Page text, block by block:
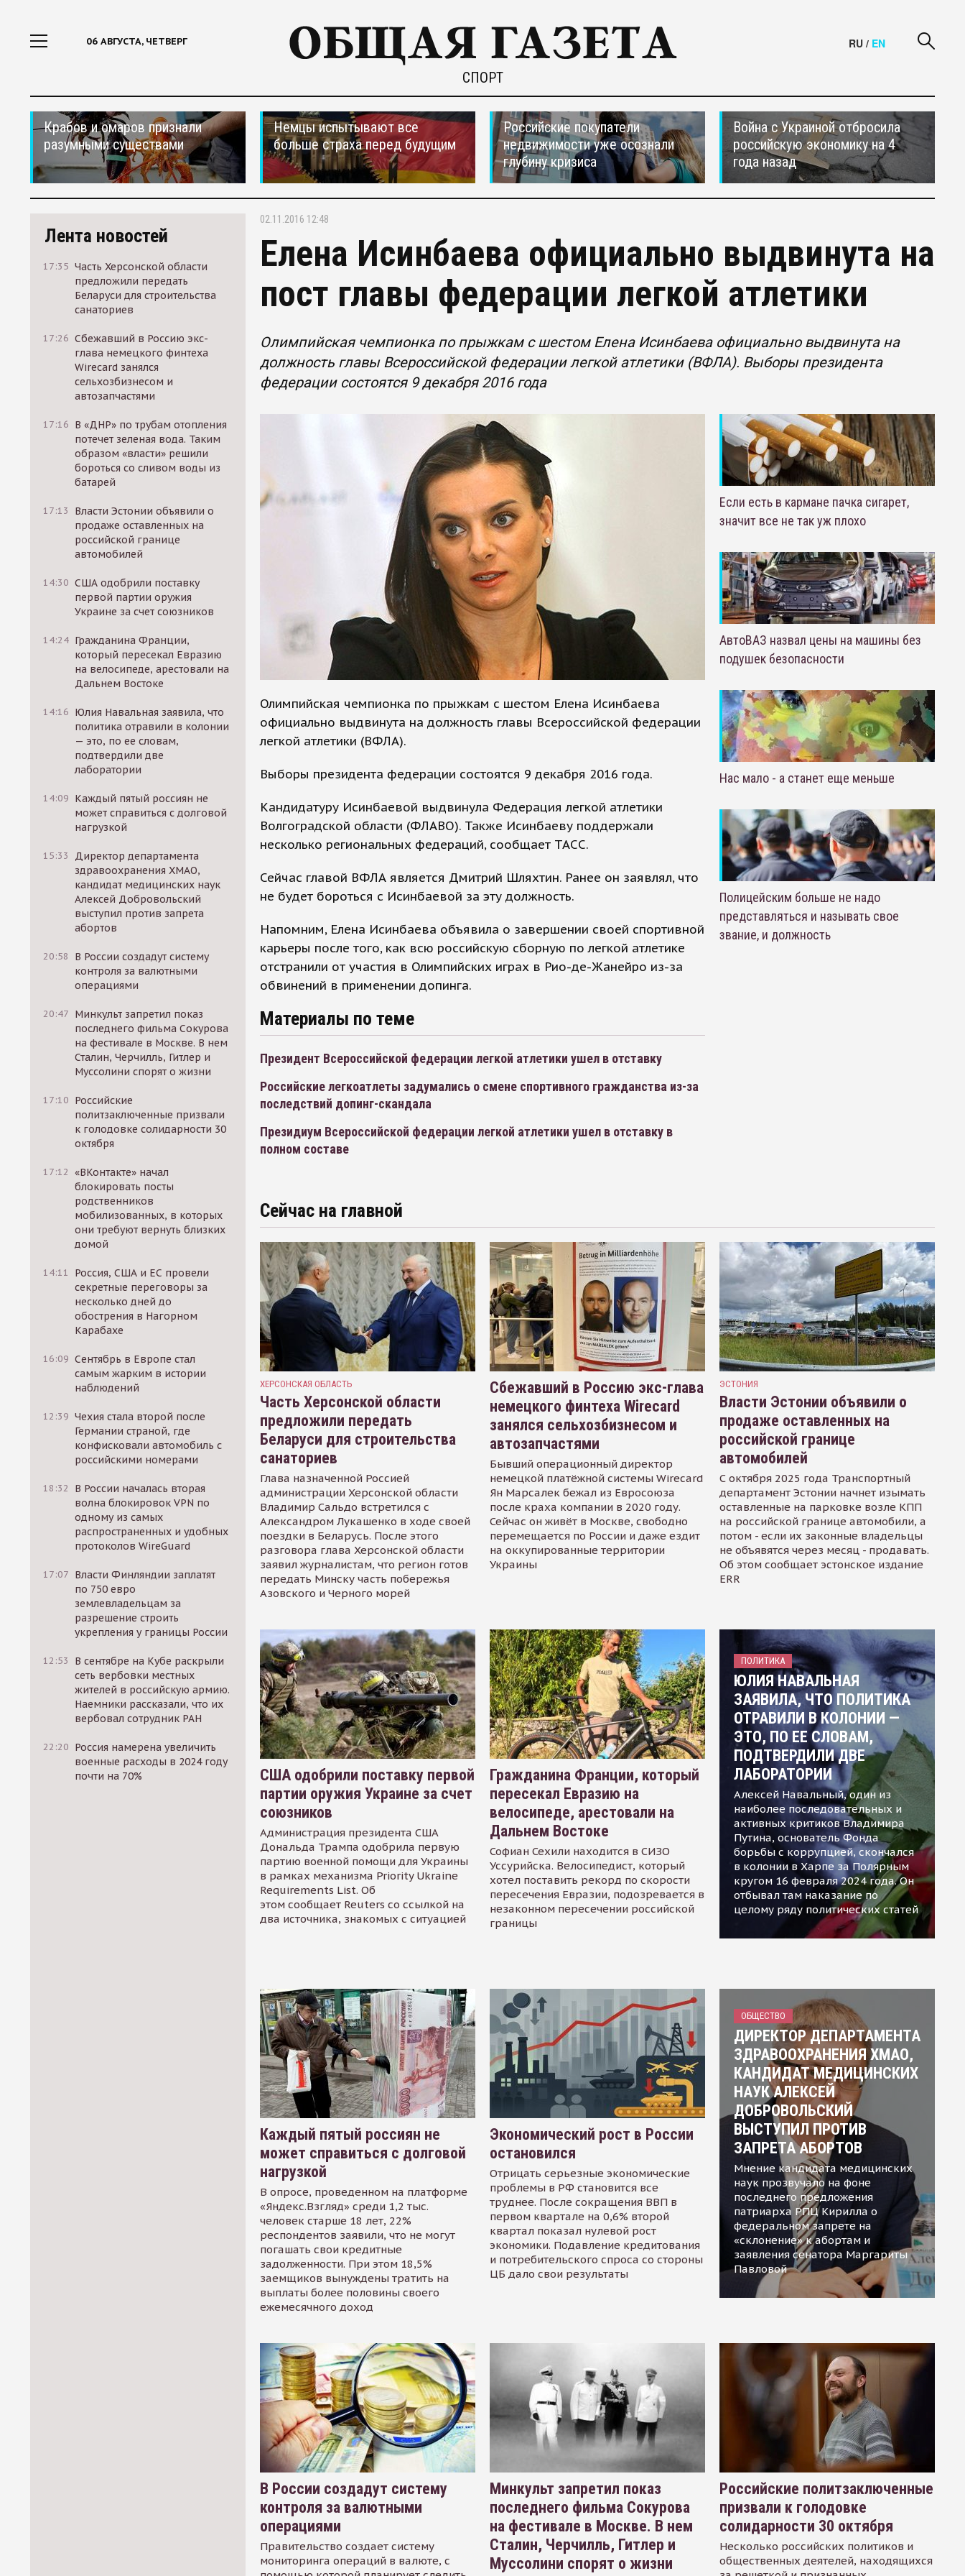
06 АВГУСТА, ЧЕТВЕРГ
СПОРТ
RU / EN
Крабов и омаров признали
разумными существами
Немцы испытывают все
больше страха перед будущим
Российские покупатели
недвижимости уже осознали
глубину кризиса
Война с Украиной отбросила
российскую экономику на 4
года назад
Лента новостей
17:35 Часть Херсонской области
предложили передать
Беларуси для строительства
санаториев
17:26 Сбежавший в Россию экс-
глава немецкого финтеха
Wirecard занялся
сельхозбизнесом и
автозапчастями
17:16 В «ДНР» по трубам отопления
потечет зеленая вода. Таким
образом «власти» решили
бороться со сливом воды из
батарей
17:13
Власти Эстонии объявили о
продаже оставленных на
российской границе
автомобилей
14:30 США одобрили поставку
первой партии оружия
Украине за счет союзников
14:24 Гражданина Франции,
который пересекал Евразию
на велосипеде, арестовали на
Дальнем Востоке
14:16 Юлия Навальная заявила, что
политика отравили в колонии
— это, по ее словам,
подтвердили две
лаборатории
14:09 Каждый пятый россиян не
может справиться с долговой
нагрузкой
15:33
Директор департамента
здравоохранения ХМАО,
кандидат медицинских наук
Алексей Добровольский
выступил против запрета
абортов
20:58
В России создадут систему
контроля за валютными
операциями
20:47 Минкульт запретил показ
последнего фильма Сокурова
на фестивале в Москве. В нем
Сталин, Черчилль, Гитлер и
Муссолини спорят о жизни
17:10 Российские
политзаключенные призвали
к голодовке солидарности 30
октября
17:12 «ВКонтакте» начал
блокировать посты
родственников
мобилизованных, в которых
они требуют вернуть близких
домой
14:11
Россия, США и ЕС провели
секретные переговоры за
несколько дней до
обострения в Нагорном
Карабахе
16:09 Сентябрь в Европе стал
самым жарким в истории
наблюдений
12:39 Чехия стала второй после
Германии страной, где
конфисковали автомобиль с
российскими номерами
18:32
В России началась вторая
волна блокировок VPN по
одному из самых
распространенных и удобных
протоколов WireGuard
17:07 Власти Финляндии заплатят
по 750 евро
землевладельцам за
разрешение строить
укрепления у границы России
12:53
В сентябре на Кубе раскрыли
сеть вербовки местных
жителей в российскую армию.
Наемники рассказали, что их
вербовал сотрудник РАН
22:20 Россия намерена увеличить
военные расходы в 2024 году
почти на 70%
02.11.2016 12:48
Елена Исинбаева официально выдвинута на
пост главы федерации легкой атлетики
Олимпийская чемпионка по прыжкам с шестом Елена Исинбаева официально выдвинута на
должность главы Всероссийской федерации легкой атлетики (ВФЛА). Выборы президента
федерации состоятся 9 декабря 2016 года
Олимпийская чемпионка по прыжкам с шестом Елена Исинбаева
официально выдвинута на должность главы Всероссийской федерации
легкой атлетики (ВФЛА).
Выборы президента федерации состоятся 9 декабря 2016 года.
Кандидатуру Исинбаевой выдвинула Федерация легкой атлетики
Волгоградской области (ФЛАВО). Также Исинбаеву поддержали
несколько региональных федераций, сообщает ТАСС.
Сейчас главой ВФЛА является Дмитрий Шляхтин. Ранее он заявлял, что
не будет бороться с Исинбаевой за эту должность.
Напомним, Елена Исинбаева объявила о завершении своей спортивной
карьеры после того, как всю российскую сборную по легкой атлетике
отстранили от участия в Олимпийских играх в Рио-де-Жанейро из-за
обвинений в применении допинга.
Материалы по теме
Президент Всероссийской федерации легкой атлетики ушел в отставку
Российские легкоатлеты задумались о смене спортивного гражданства из-за
последствий допинг-скандала
Президиум Всероссийской федерации легкой атлетики ушел в отставку в
полном составе
Если есть в кармане пачка сигарет,
значит все не так уж плохо
АвтоВАЗ назвал цены на машины без
подушек безопасности
Нас мало - а станет еще меньше
Полицейским больше не надо
представляться и называть свое
звание, и должность
Сейчас на главной
ХЕРСОНСКАЯ ОБЛАСТЬ
Часть Херсонской области
предложили передать
Беларуси для строительства
санаториев
Глава назначенной Россией
администрации Херсонской области
Владимир Сальдо встретился с
Александром Лукашенко в ходе своей
поездки в Беларусь. После этого
разговора глава Херсонской области
заявил журналистам, что регион готов
передать Минску часть побережья
Азовского и Черного морей
Сбежавший в Россию экс-глава
немецкого финтеха Wirecard
занялся сельхозбизнесом и
автозапчастями
Бывший операционный директор
немецкой платёжной системы Wirecard
Ян Марсалек бежал из Евросоюза
после краха компании в 2020 году.
Сейчас он живёт в Москве, свободно
перемещается по России и даже ездит
на оккупированные территории
Украины
ЭСТОНИЯ
Власти Эстонии объявили о
продаже оставленных на
российской границе
автомобилей
С октября 2025 года Транспортный
департамент Эстонии начнет изымать
оставленные на парковке возле КПП
на российской границе автомобили, а
потом - если их законные владельцы
не объявятся через месяц - продавать.
Об этом сообщает эстонское издание
ERR
США одобрили поставку первой
партии оружия Украине за счет
союзников
Администрация президента США
Дональда Трампа одобрила первую
партию военной помощи для Украины
в рамках механизма Priority Ukraine
Requirements List. Об
этом сообщает Reuters со ссылкой на
два источника, знакомых с ситуацией
Гражданина Франции, который
пересекал Евразию на
велосипеде, арестовали на
Дальнем Востоке
Софиан Сехили находится в СИЗО
Уссурийска. Велосипедист, который
хотел поставить рекорд по скорости
пересечения Евразии, подозревается в
незаконном пересечении российской
границы
ПОЛИТИКА
ЮЛИЯ НАВАЛЬНАЯ
ЗАЯВИЛА, ЧТО ПОЛИТИКА
ОТРАВИЛИ В КОЛОНИИ —
ЭТО, ПО ЕЕ СЛОВАМ,
ПОДТВЕРДИЛИ ДВЕ
ЛАБОРАТОРИИ
Алексей Навальный, один из
наиболее последовательных и
активных критиков Владимира
Путина, основатель Фонда
борьбы с коррупцией, скончался
в колонии в Харпе за Полярным
кругом 16 февраля 2024 года. Он
отбывал там наказание по
целому ряду политических статей
Каждый пятый россиян не
может справиться с долговой
нагрузкой
В опросе, проведенном на платформе
«Яндекс.Взгляд» среди 1,2 тыс.
человек старше 18 лет, 22%
респондентов заявили, что не могут
погашать свои кредитные
задолженности. При этом 18,5%
заемщиков вынуждены тратить на
выплаты более половины своего
ежемесячного доход
Экономический рост в России
остановился
Отрицать серьезные экономические
проблемы в РФ становится все
труднее. После сокращения ВВП в
первом квартале на 0,6% второй
квартал показал нулевой рост
экономики. Подавление кредитования
и потребительского спроса со стороны
ЦБ дало свои результаты
ОБЩЕСТВО
ДИРЕКТОР ДЕПАРТАМЕНТА
ЗДРАВООХРАНЕНИЯ ХМАО,
КАНДИДАТ МЕДИЦИНСКИХ
НАУК АЛЕКСЕЙ
ДОБРОВОЛЬСКИЙ
ВЫСТУПИЛ ПРОТИВ
ЗАПРЕТА АБОРТОВ
Мнение кандидата медицинских
наук прозвучало на фоне
последнего предложения
патриарха РПЦ Кирилла о
федеральном запрете на
«склонение» к абортам и
заявления сенатора Маргариты
Павловой
В России создадут систему
контроля за валютными
операциями
Правительство создает систему
мониторинга операций в валюте, с
Минкульт запретил показ
последнего фильма Сокурова
на фестивале в Москве. В нем
Сталин, Черчилль, Гитлер и
Муссолини спорят о жизни
Российские политзаключенные
призвали к голодовке
солидарности 30 октября
Несколько российских политиков и
общественных деятелей, находящихся